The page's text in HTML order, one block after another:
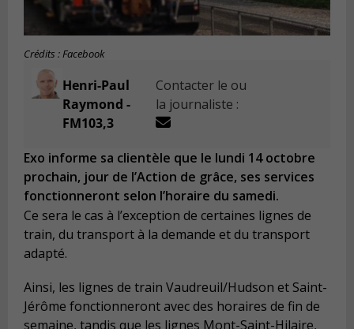
Crédits : Facebook
Henri-Paul
Raymond -
FM103,3
Contacter le ou
la journaliste :
Exo informe sa clientèle que le lundi 14 octobre
prochain, jour de l’Action de grâce, ses services
fonctionneront selon l’horaire du samedi.
Ce sera le cas à l’exception de certaines lignes de
train, du transport à la demande et du transport
adapté.
Ainsi, les lignes de train Vaudreuil/Hudson et Saint-
Jérôme fonctionneront avec des horaires de fin de
semaine, tandis que les lignes Mont-Saint-Hilaire,